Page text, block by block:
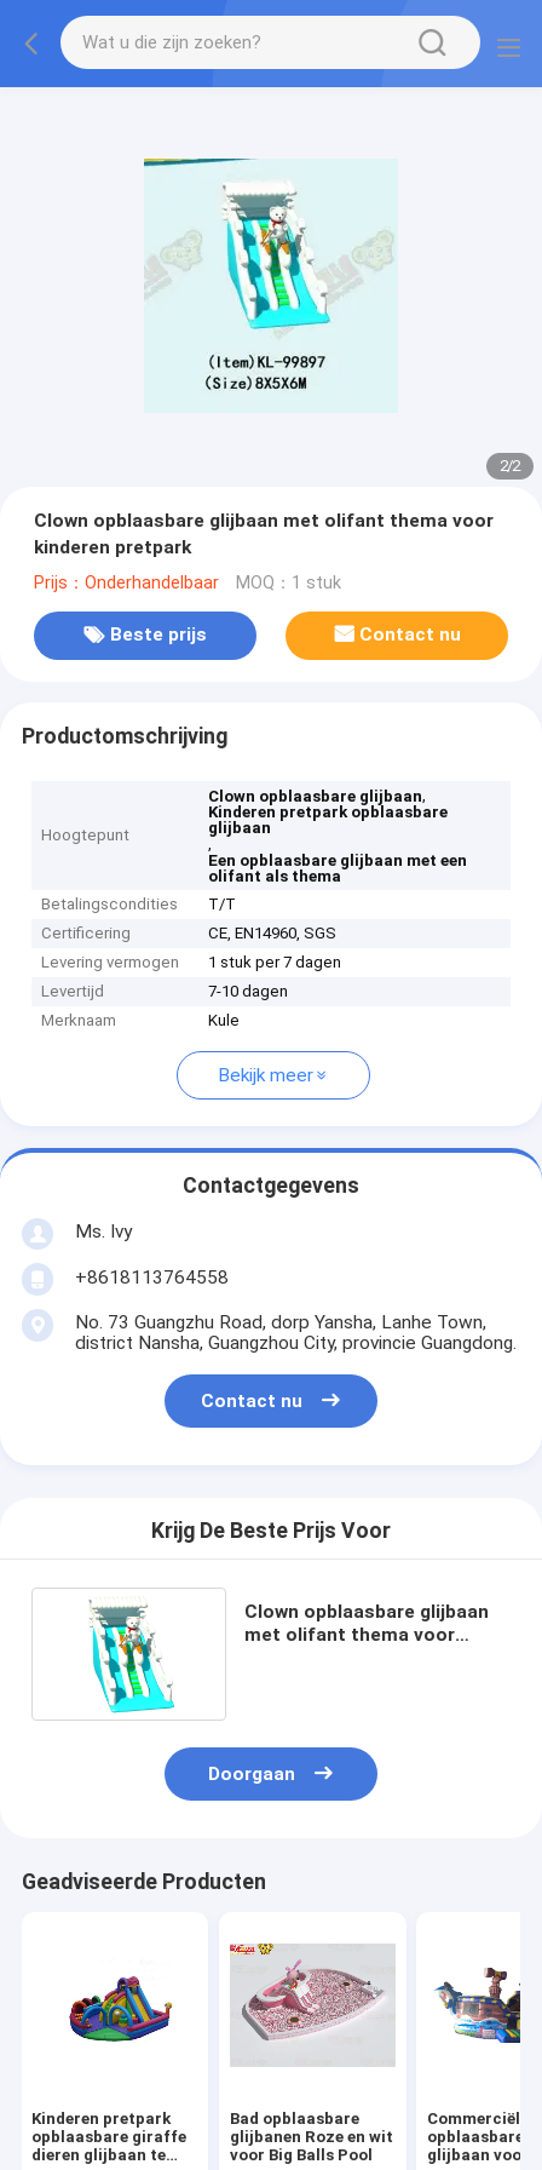
2/2
Clown opblaasbare glijbaan met olifant thema voor
kinderen pretpark
Prijs：Onderhandelbaar MOQ：1 stuk
Beste prijs Contact nu
Productomschrijving
Hoogtepunt
Clown opblaasbare glijbaan,
Kinderen pretpark opblaasbare
glijbaan
,
Een opblaasbare glijbaan met een
olifant als thema
Betalingscondities
T/T
Certificering
CE, EN14960, SGS
Levering vermogen
1 stuk per 7 dagen
Levertijd
7-10 dagen
Merknaam
Kule
Bekijk meer
Contactgegevens
Ms. Ivy
+8618113764558
No. 73 Guangzhu Road, dorp Yansha, Lanhe Town,
district Nansha, Guangzhou City, provincie Guangdong.
Contact nu
Krijg De Beste Prijs Voor
Clown opblaasbare glijbaan
met olifant thema voor
Doorgaan
Geadviseerde Producten
Kinderen pretpark
opblaasbare giraffe
dieren glijbaan te
Bad opblaasbare
glijbanen Roze en wit
voor Big Balls Pool
Commerciële
opblaasbare
glijbaan voor